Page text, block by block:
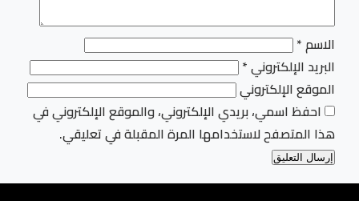
الاسم*
البريد الإلكتروني*
الموقع الإلكتروني
احفظ اسمي، بريدي الإلكتروني، والموقع الإلكتروني في
هذا المتصفح لاستخدامها المرة المقبلة في تعليقي.